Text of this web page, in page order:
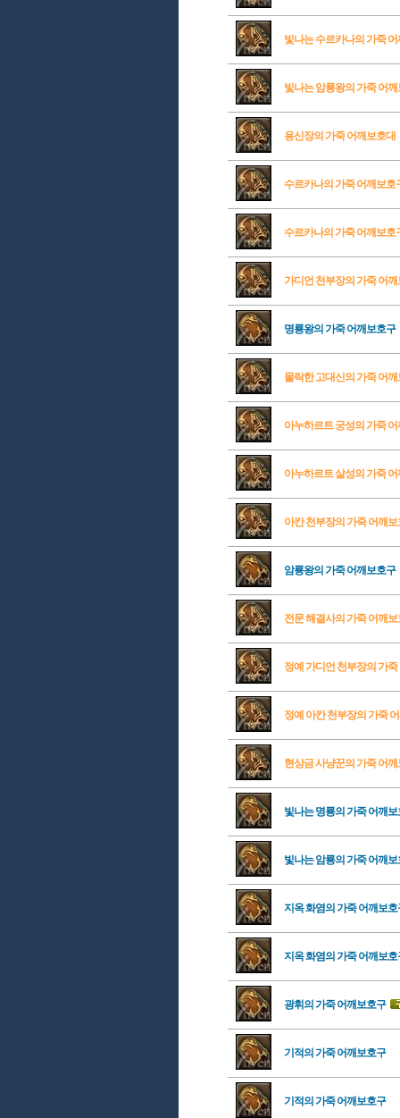
빛나는 수르카나의 가죽
빛나는 암룡왕의 가죽 어
용신장의 가죽 어깨보호대
수르카나의 가죽 어깨보호
수르카나의 가죽 어깨보호
가디언 천부장의 가죽 어
명룡왕의 가죽 어깨보호구
몰락한 고대신의 가죽 어
아누하르트 궁성의 가죽
아누하르트 살성의 가죽
아칸 천부장의 가죽 어깨보
암룡왕의 가죽 어깨보호구
전문 해결사의 가죽 어깨보
정예 가디언 천부장의 가
정예 아칸 천부장의 가죽
현상금 사냥꾼의 가죽 어
빛나는 명룡의 가죽 어깨보
빛나는 암룡의 가죽 어깨보
지옥 화염의 가죽 어깨보호
지옥 화염의 가죽 어깨보호
광휘의 가죽 어깨보호구
기적의 가죽 어깨보호구
기적의 가죽 어깨보호구